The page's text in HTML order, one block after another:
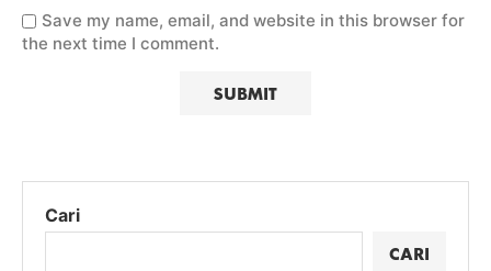
Save my name, email, and website in this browser for
the next time I comment.
Cari
CARI